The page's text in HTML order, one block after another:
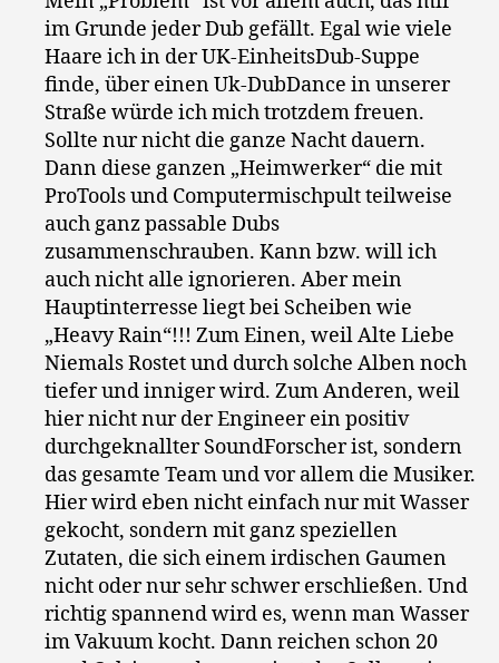
im Grunde jeder Dub gefällt. Egal wie viele
Haare ich in der UK-EinheitsDub-Suppe
finde, über einen Uk-DubDance in unserer
Straße würde ich mich trotzdem freuen.
Sollte nur nicht die ganze Nacht dauern.
Dann diese ganzen „Heimwerker“ die mit
ProTools und Computermischpult teilweise
auch ganz passable Dubs
zusammenschrauben. Kann bzw. will ich
auch nicht alle ignorieren. Aber mein
Hauptinterresse liegt bei Scheiben wie
„Heavy Rain“!!! Zum Einen, weil Alte Liebe
Niemals Rostet und durch solche Alben noch
tiefer und inniger wird. Zum Anderen, weil
hier nicht nur der Engineer ein positiv
durchgeknallter SoundForscher ist, sondern
das gesamte Team und vor allem die Musiker.
Hier wird eben nicht einfach nur mit Wasser
gekocht, sondern mit ganz speziellen
Zutaten, die sich einem irdischen Gaumen
nicht oder nur sehr schwer erschließen. Und
richtig spannend wird es, wenn man Wasser
im Vakuum kocht. Dann reichen schon 20